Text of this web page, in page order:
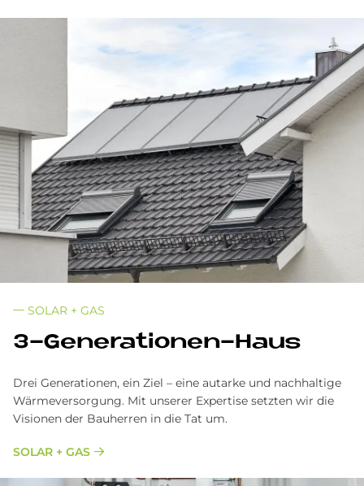
SOLAR + GAS
3-Ge­nera­tio­nen-Haus
Drei Generationen, ein Ziel – eine autarke und nachhaltige
Wärmeversorgung. Mit unserer Expertise setzten wir die
Visionen der Bauherren in die Tat um.
SOLAR + GAS